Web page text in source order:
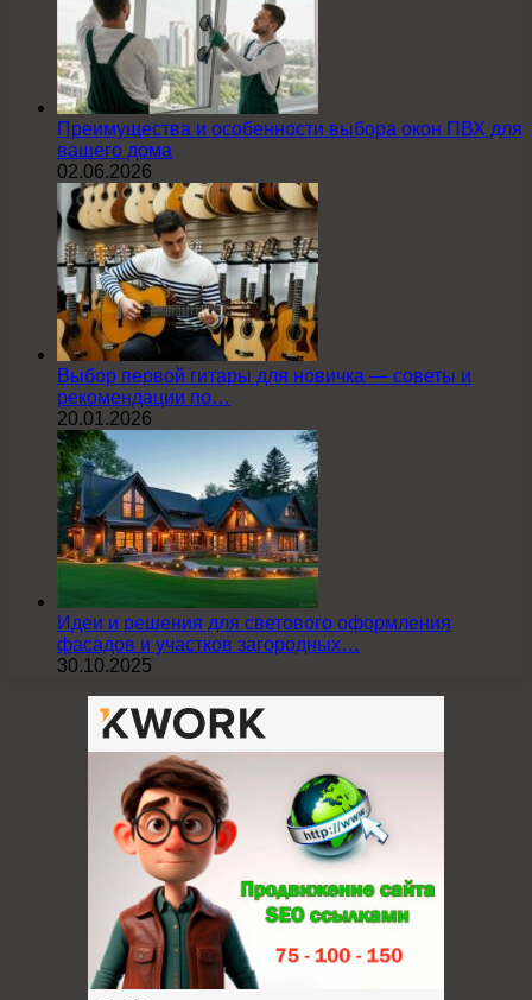
Преимущества и особенности выбора окон ПВХ для
вашего дома
02.06.2026
Выбор первой гитары для новичка — советы и
рекомендации по…
20.01.2026
Идеи и решения для светового оформления
фасадов и участков загородных…
30.10.2025